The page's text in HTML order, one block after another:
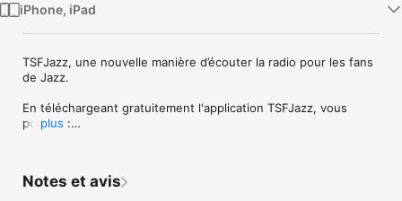
iPhone, iPad
TSFJazz, une nouvelle manière d’écouter la radio pour les fans
de Jazz.
En téléchargeant gratuitement l'application TSFJazz, vous
pouvez :
swinger où vous voulez, quand vous voulez, avec qui vous
plus
Notes et avis